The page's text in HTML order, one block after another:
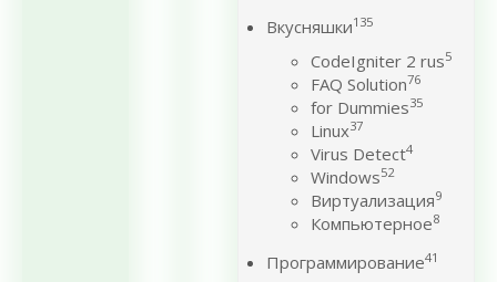
Вкусняшки135
CodeIgniter 2 rus5
FAQ Solution76
for Dummies35
Linux37
Virus Detect4
Windows52
Виртуализация9
Компьютерное8
Программирование41